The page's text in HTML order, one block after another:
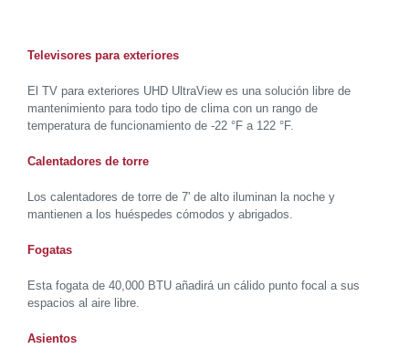
Televisores para exteriores
El TV para exteriores UHD UltraView es una solución libre de
mantenimiento para todo tipo de clima con un rango de
temperatura de funcionamiento de -22 °F a 122 °F.
Calentadores de torre
Los calentadores de torre de 7' de alto iluminan la noche y
mantienen a los huéspedes cómodos y abrigados.
Fogatas
Esta fogata de 40,000 BTU añadirá un cálido punto focal a sus
espacios al aire libre.
Asientos